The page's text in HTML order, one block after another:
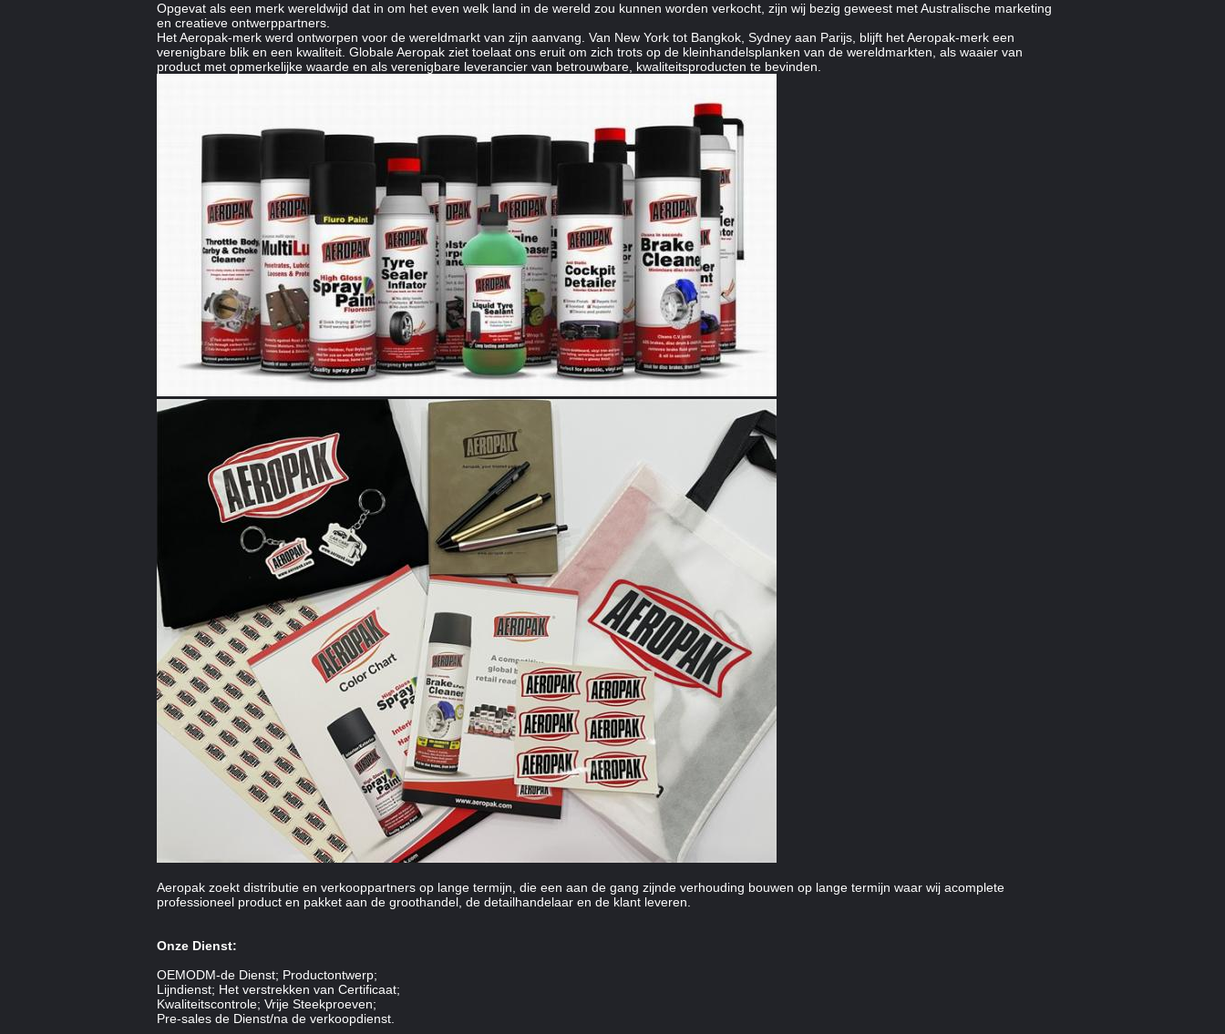
Opgevat als een merk wereldwijd dat in om het even welk land in de wereld zou kunnen worden verkocht, zijn wij bezig geweest met Australische marketing
en creatieve ontwerppartners.
Het Aeropak-merk werd ontworpen voor de wereldmarkt van zijn aanvang. Van New York tot Bangkok, Sydney aan Parijs, blijft het Aeropak-merk een
verenigbare blik en een kwaliteit. Globale Aeropak ziet toelaat ons eruit om zich trots op de kleinhandelsplanken van de wereldmarkten, als waaier van
product met opmerkelijke waarde en als verenigbare leverancier van betrouwbare, kwaliteitsproducten te bevinden.
Aeropak zoekt distributie en verkooppartners op lange termijn, die een aan de gang zijnde verhouding bouwen op lange termijn waar wij acomplete
professioneel product en pakket aan de groothandel, de detailhandelaar en de klant leveren.
Onze Dienst:
OEMODM-de Dienst; Productontwerp;
Lijndienst; Het verstrekken van Certificaat;
Kwaliteitscontrole; Vrije Steekproeven;
Pre-sales de Dienst/na de verkoopdienst.